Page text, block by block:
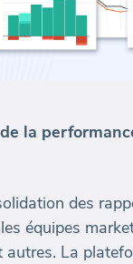
la
des
équipes
La